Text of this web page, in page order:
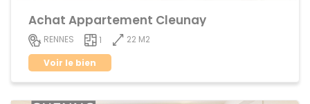
Achat Appartement Cleunay
RENNES 1
22 M2
Voir le bien